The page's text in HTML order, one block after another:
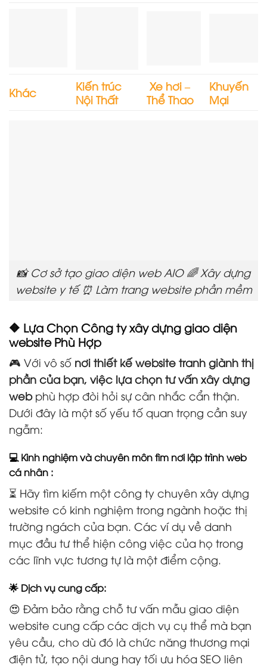
Khác
Kiến trúc
Nội Thất
Xe hơi –
Thể Thao
Khuyến
Mại
📸 Cơ sở tạo giao diện web AIO 🌈 Xây dựng
website y tế ⏰ Làm trang website phần mềm
🔶 Lựa Chọn Công ty xây dựng giao diện
website Phù Hợp
🎮 Với vô số nơi thiết kế website tranh giành thị
phần của bạn, việc lựa chọn tư vấn xây dựng
webphù hợp đòi hỏi sự cân nhắc cẩn thận.
Dưới đây là một số yếu tố quan trọng cần suy
ngẫm:
💻 Kinh nghiệm và chuyên môn tìm nơi lập trình web
cá nhân :
⏳ Hãy tìm kiếm một công ty chuyên xây dựng
website có kinh nghiệm trong ngành hoặc thị
trường ngách của bạn. Các ví dụ về danh
mục đầu tư thể hiện công việc của họ trong
các lĩnh vực tương tự là một điểm cộng.
🌟 Dịch vụ cung cấp:
😍 Đảm bảo rằng chỗ tư vấn mẫu giao diện
website cung cấp các dịch vụ cụ thể mà bạn
yêu cầu, cho dù đó là chức năng thương mại
điện tử, tạo nội dung hay tối ưu hóa SEO liên